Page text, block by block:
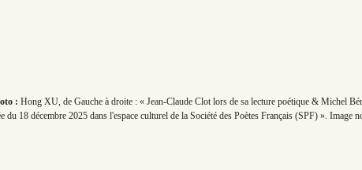
: Hong XU, de Gauche à droite : « Jean-Claude Clot lors de sa lecture poétique & Michel
du 18 décembre 2025 dans l'espace culturel de la Société des Poètes Français (SPF) ». Image